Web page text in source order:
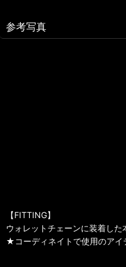
参考写真
【FITTING】
ウォレットチェーンに装着した
★コーディネイトで使用のア